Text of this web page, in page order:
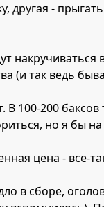
другая -
накручиваться
(и так ведь
100-200 баксов
но я бы на
цена - все-
в сборе,